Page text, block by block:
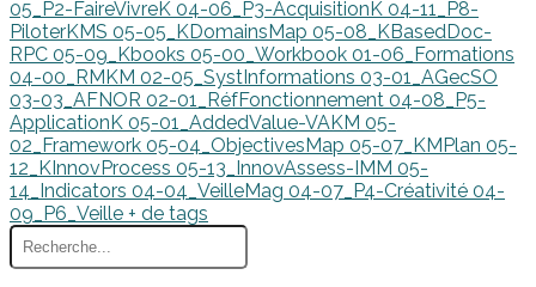
05_P2-FaireVivreK 04-06_P3-AcquisitionK 04-11_P8-
PiloterKMS 05-05_KDomainsMap 05-08_KBasedDoc-
RPC 05-09_Kbooks 05-00_Workbook 01-06_Formations
04-00_RMKM 02-05_SystInformations 03-01_AGecSO
03-03_AFNOR 02-01_RéfFonctionnement 04-08_P5-
ApplicationK 05-01_AddedValue-VAKM 05-
02_Framework 05-04_ObjectivesMap 05-07_KMPlan 05-
12_KInnovProcess 05-13_InnovAssess-IMM 05-
14_Indicators 04-04_VeilleMag 04-07_P4-Créativité 04-
09_P6_Veille + de tags